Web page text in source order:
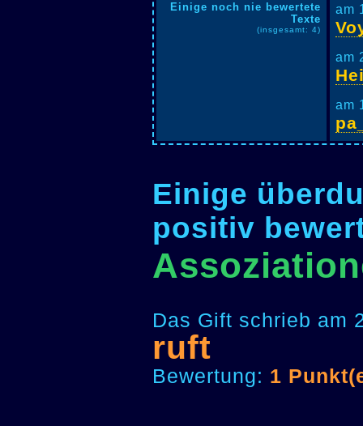
Einige noch nie bewertete
Texte
(insgesamt: 4)
am
am
am
Einige
positiv
Das Gift schrieb am
ruft
Bewertung: 1